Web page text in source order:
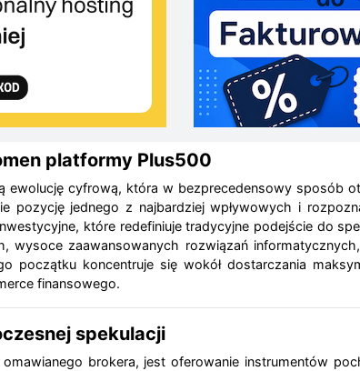
platformy Plus500
ewolucję cyfrową, która w bezprecedensowy sposób
pozycję jednego z najbardziej wpływowych i
które redefiniuje tradycyjne podejście do
zaawansowanych rozwiązań
początku koncentruje się wokół dostarczania
finansowego.
spekulacji
brokera, jest oferowanie instrumentów